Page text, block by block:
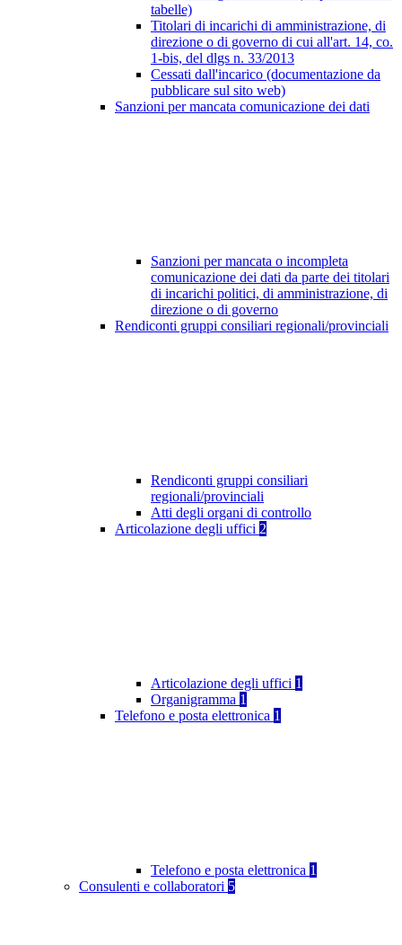
tabelle)
Titolari di incarichi di amministrazione, di
direzione o di governo di cui all'art. 14, co.
1-bis, del dlgs n. 33/2013
Cessati dall'incarico (documentazione da
pubblicare sul sito web)
Sanzioni per mancata comunicazione dei dati
Sanzioni per mancata o incompleta
comunicazione dei dati da parte dei titolari
di incarichi politici, di amministrazione, di
direzione o di governo
Rendiconti gruppi consiliari regionali/provinciali
Rendiconti gruppi consiliari
regionali/provinciali
Atti degli organi di controllo
Articolazione degli uffici 2
Articolazione degli uffici 1
Organigramma 1
Telefono e posta elettronica 1
Telefono e posta elettronica 1
Consulenti e collaboratori 5